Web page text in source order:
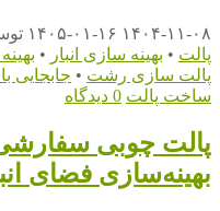
۱۴۰۴-۱۱-۰۸ ۱۴۰۵-۰۱-۱۶
پالت • بهینه سازی انبار •
پالت سازی رشت • جابجایی
ساخت پالت 0 دیدگاه
پالت چوبی
بهینه‌سازی فضای